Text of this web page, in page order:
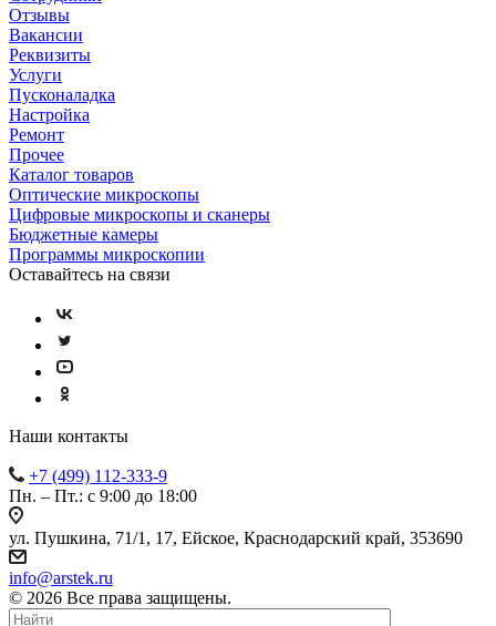
Отзывы
Вакансии
Реквизиты
Услуги
Пусконаладка
Настройка
Ремонт
Прочее
Каталог товаров
Оптические микроскопы
Цифровые микроскопы и сканеры
Бюджетные камеры
Программы микроскопии
Оставайтесь на связи
Наши контакты
+7 (499) 112-333-9
Пн. – Пт.: с 9:00 до 18:00
ул. Пушкина, 71/1, 17, Ейское, Краснодарский край, 353690
info@arstek.ru
© 2026 Все права защищены.